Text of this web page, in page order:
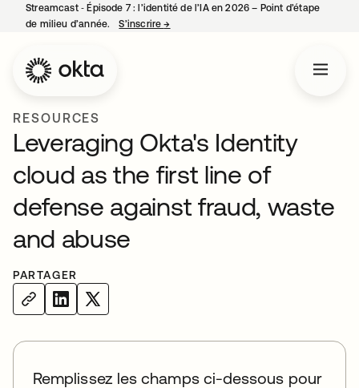
Streamcast ‑ Épisode 7 : l’identité de l’IA en 2026 – Point d’étape
de milieu d’année.
S’inscrire→
RESOURCES
Leveraging Okta's Identity
cloud as the first line of
defense against fraud, waste
and abuse
PARTAGER
Remplissez les champs ci-dessous pour